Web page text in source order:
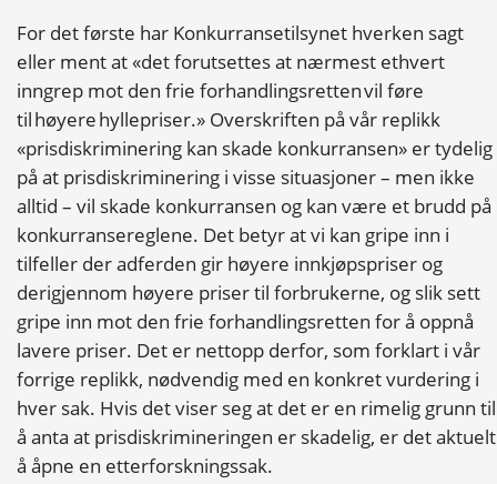
For det første har Konkurransetilsynet hverken sagt
eller ment at «det forutsettes at nærmest ethvert
inngrep mot den frie forhandlingsretten vil føre
til høyere hyllepriser.» Overskriften på vår replikk
«prisdiskriminering kan skade konkurransen» er tydelig
på at prisdiskriminering i visse situasjoner – men ikke
alltid – vil skade konkurransen og kan være et brudd på
konkurransereglene. Det betyr at vi kan gripe inn i
tilfeller der adferden gir høyere innkjøpspriser og
derigjennom høyere priser til forbrukerne, og slik sett
gripe inn mot den frie forhandlingsretten for å oppnå
lavere priser. Det er nettopp derfor, som forklart i vår
forrige replikk, nødvendig med en konkret vurdering i
hver sak. Hvis det viser seg at det er en rimelig grunn til
å anta at prisdiskrimineringen er skadelig, er det aktuelt
å åpne en etterforskningssak.